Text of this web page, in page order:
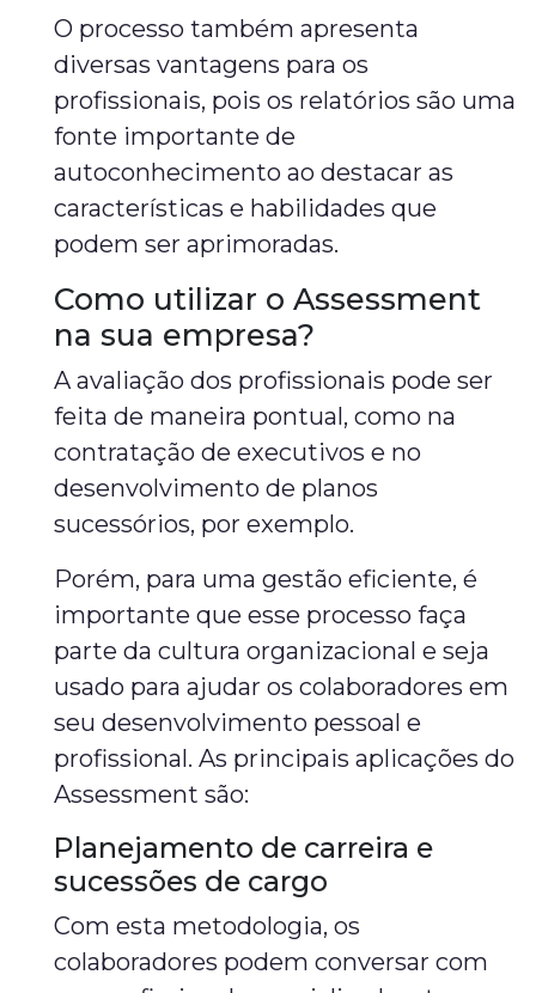
O processo também apresenta
diversas vantagens para os
profissionais, pois os relatórios são uma
fonte importante de
autoconhecimento ao destacar as
características e habilidades que
podem ser aprimoradas.
Como utilizar o Assessment
na sua empresa?
A avaliação dos profissionais pode ser
feita de maneira pontual, como na
contratação de executivos e no
desenvolvimento de planos
sucessórios, por exemplo.
Porém, para uma gestão eficiente, é
importante que esse processo faça
parte da cultura organizacional e seja
usado para ajudar os colaboradores em
seu desenvolvimento pessoal e
profissional. As principais aplicações do
Assessment são:
Planejamento de carreira e
sucessões de cargo
Com esta metodologia, os
colaboradores podem conversar com